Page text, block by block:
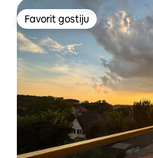
Favorit gostiju
Favorit gostiju